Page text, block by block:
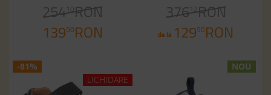
254 10
RON
13990RON
376 12
RON
de la 12990RON
-81%
LICHIDARE
NOU